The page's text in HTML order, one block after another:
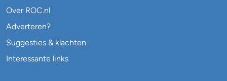
Over ROC.nl
Adverteren?
Suggesties & klachten
Interessante links